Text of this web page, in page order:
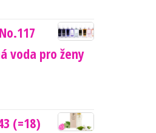
voda pro ženy
(=18)